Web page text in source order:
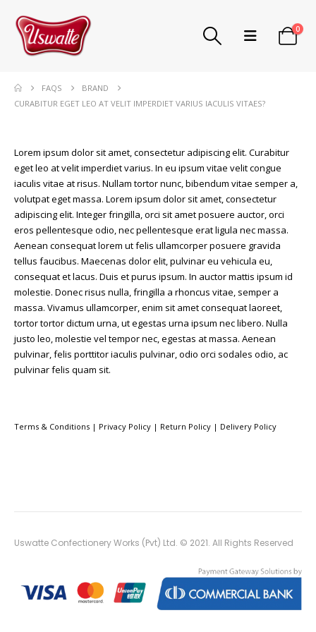
0
FAQS
BRAND
CURABITUR EGET LEO AT VELIT IMPERDIET VARIUS IACULIS VITAES?
Lorem ipsum dolor sit amet, consectetur adipiscing elit. Curabitur
eget leo at velit imperdiet varius. In eu ipsum vitae velit congue
iaculis vitae at risus. Nullam tortor nunc, bibendum vitae semper a,
volutpat eget massa. Lorem ipsum dolor sit amet, consectetur
adipiscing elit. Integer fringilla, orci sit amet posuere auctor, orci
eros pellentesque odio, nec pellentesque erat ligula nec massa.
Aenean consequat lorem ut felis ullamcorper posuere gravida
tellus faucibus. Maecenas dolor elit, pulvinar eu vehicula eu,
consequat et lacus. Duis et purus ipsum. In auctor mattis ipsum id
molestie. Donec risus nulla, fringilla a rhoncus vitae, semper a
massa. Vivamus ullamcorper, enim sit amet consequat laoreet,
tortor tortor dictum urna, ut egestas urna ipsum nec libero. Nulla
justo leo, molestie vel tempor nec, egestas at massa. Aenean
pulvinar, felis porttitor iaculis pulvinar, odio orci sodales odio, ac
pulvinar felis quam sit.
Terms & Conditions | Privacy Policy | Return Policy | Delivery Policy
Uswatte Confectionery Works (Pvt) Ltd. © 2021. All Rights Reserved